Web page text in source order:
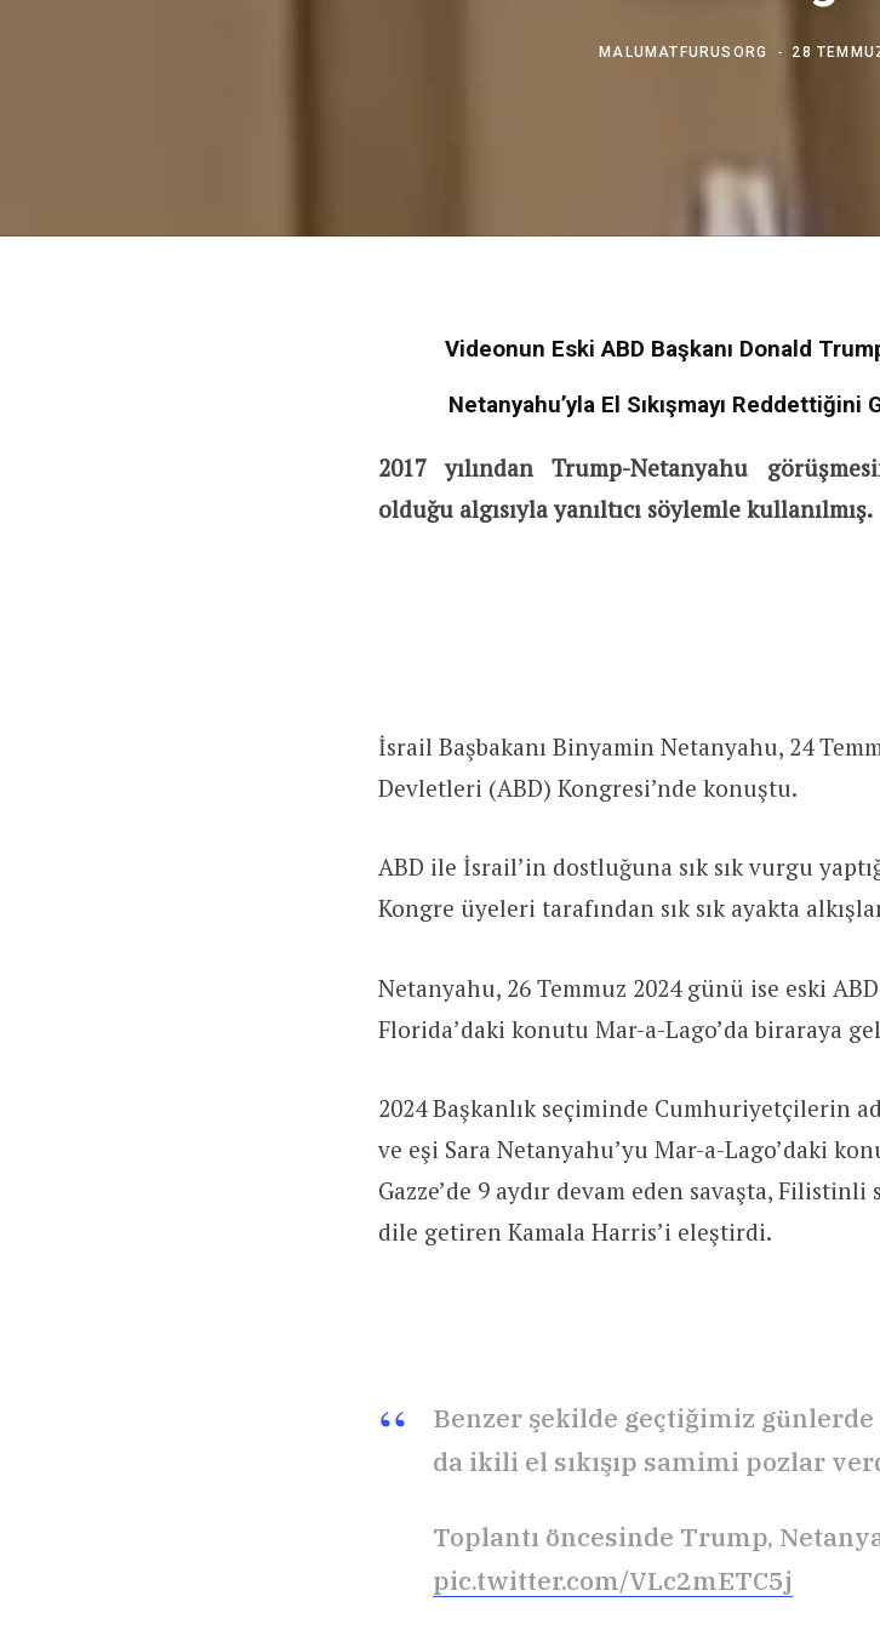
MALUMATFURUSORG 28
Videonun Eski ABD Başkanı Donald
Netanyahu’yla El Sıkışmayı Reddettiğini
2017 yılından Trump-Netanyahu
olduğu algısıyla yanıltıcı söylemle kullanılmış.
İsrail Başbakanı Binyamin Netanyahu, 24
Devletleri (ABD) Kongresi’nde konuştu.
ABD ile İsrail’in dostluğuna sık sık vurgu
Kongre üyeleri tarafından sık sık ayakta
Netanyahu, 26 Temmuz 2024 günü ise eski
Florida’daki konutu Mar-a-Lago’da biraraya
2024 Başkanlık seçiminde Cumhuriyetçilerin
ve eşi Sara Netanyahu’yu Mar-a-Lago’daki
Gazze’de 9 aydır devam eden savaşta,
dile getiren Kamala Harris’i eleştirdi.
Benzer şekilde geçtiğimiz günlerde
da ikili el sıkışıp samimi pozlar
Toplantı öncesinde Trump,
pic.twitter.com/VLc2mETC5j